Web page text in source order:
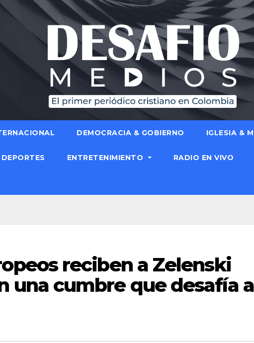
DEMOCRACIA & GOBIERNO IGLESIA &
DEPORTES ENTRETENIMIENTO RADIO EN VIVO
reciben a Zelenski
una cumbre que desafía a